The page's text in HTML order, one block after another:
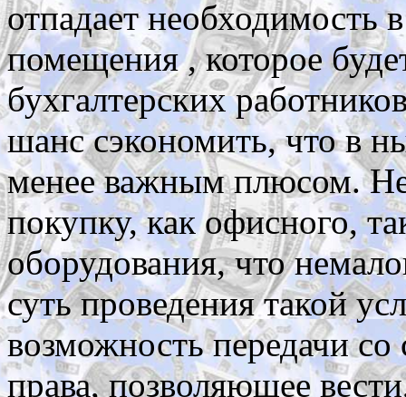
отпадает необходимость
помещения , которое
бухгалтерских
шанс сэкономить, что в
менее важным плюсом. Не
покупку, как офисного,
оборудования, что
суть проведения такой
возможность передачи
права, позволяющее